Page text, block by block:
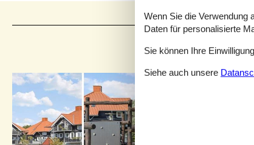
Wenn Sie die Verwendung
Daten für personalisierte
Sie können Ihre
Siehe auch unsere